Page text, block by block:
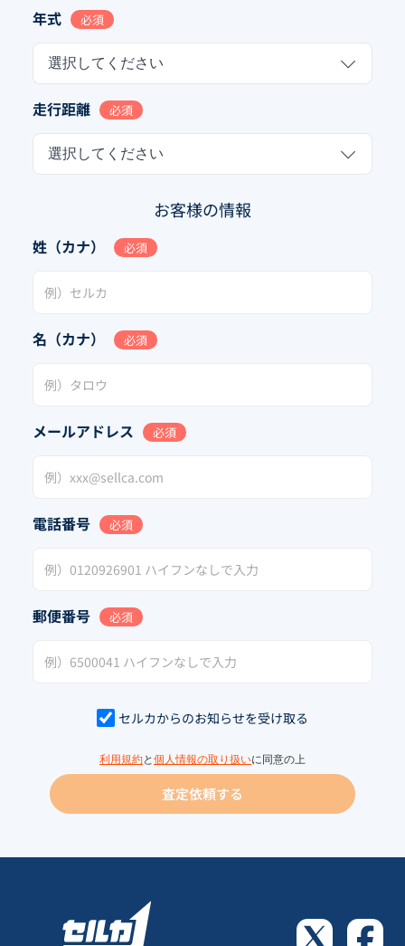
年式 必須
選択してください
走行距離 必須
選択してください
お客様の情報
姓（カナ） 必須
名（カナ） 必須
メールアドレス 必須
電話番号 必須
郵便番号 必須
セルカからのお知らせを受け取る
利用規約と 個人情報の取り扱いに同意の上
査定依頼する